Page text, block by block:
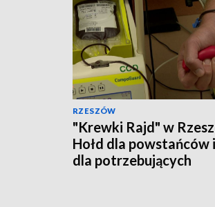
RZESZÓW
"Krewki Rajd" w
Hołd dla powstańców
dla potrzebujących